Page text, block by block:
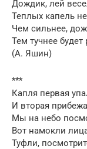
Дождик, лей
Теплых капель
Чем сильнее,
Тем тучнее будет
(А. Яшин)
***
Капля первая
И вторая
Мы на небо
Вот намокли
Туфли,